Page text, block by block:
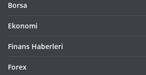
Borsa
Ekonomi
Finans Haberleri
Forex